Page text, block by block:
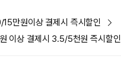
15만원이상 결제시 즉시할인
이상 결제시 3.5/5천원 즉시할인